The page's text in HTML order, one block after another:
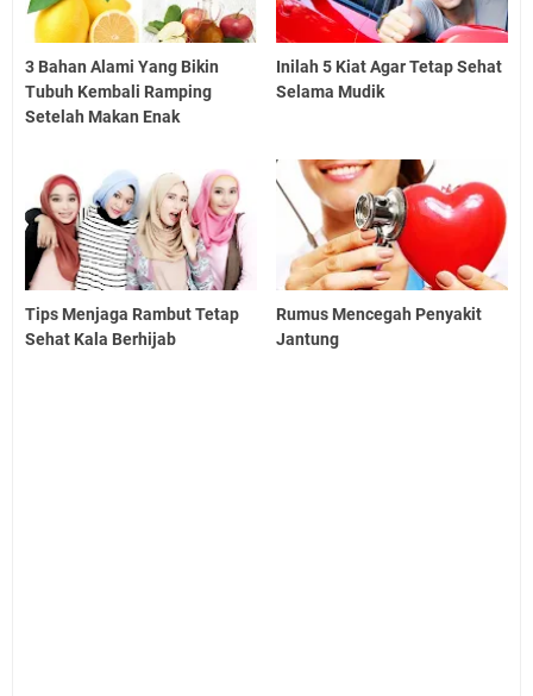
3 Bahan Alami Yang Bikin
Tubuh Kembali Ramping
Setelah Makan Enak
Inilah 5 Kiat Agar Tetap Sehat
Selama Mudik
Tips Menjaga Rambut Tetap
Sehat Kala Berhijab
Rumus Mencegah Penyakit
Jantung